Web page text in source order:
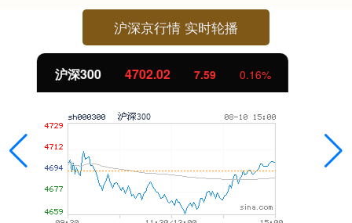
沪深京行情 实时轮播
北证50 1122.88 -11.37 -1.00%